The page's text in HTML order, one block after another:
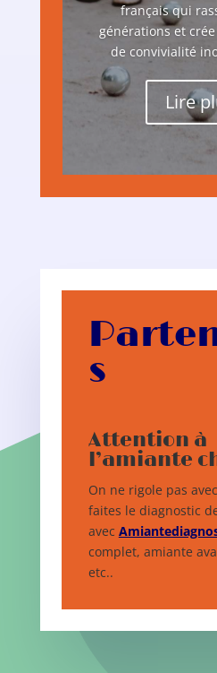
français qui
générations et
de convivialité
Lire
s
Attention à
l’amiante
On ne rigole pas
faites le diagnostic
avec
complet, amiante
etc..